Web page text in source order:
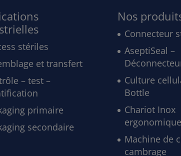
stériles
et transfert
– test –
primaire
secondaire
Nos
Connecteur
AseptiSeal –
Culture
Bottle
Chariot Inox
ergonomique
Machine de
cambrage